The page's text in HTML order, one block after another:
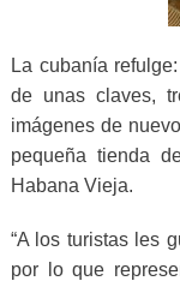
La cubanía
de unas claves,
imágenes de
pequeña tienda
Habana Vieja.
“A los turistas les
por lo que